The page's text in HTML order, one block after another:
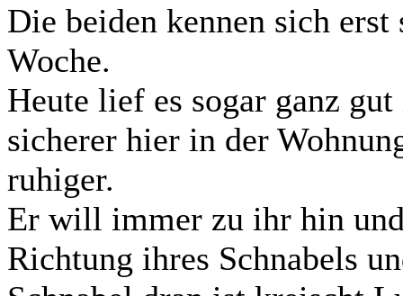
Die beiden kennen sich
Woche.
Heute lief es sogar ganz
sicherer hier in der
ruhiger.
Er will immer zu ihr hin
Richtung ihres Schnabels